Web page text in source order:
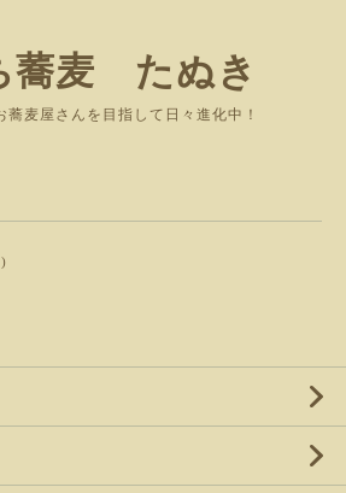
蕎麦 たぬき
蕎麦屋さんを目指して日々進化中！